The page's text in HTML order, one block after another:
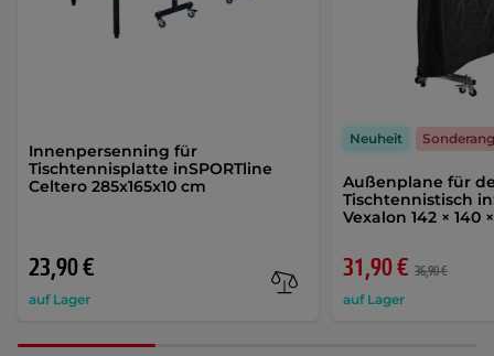
Innenpersenning für
Tischtennisplatte inSPORTline
Celtero 285x165x10 cm
23,90 €
auf Lager
Außenplane für
Tischtennistisch
Vexalon 142 × 140
31,90 € 36,90 €
auf Lager
Neuheit